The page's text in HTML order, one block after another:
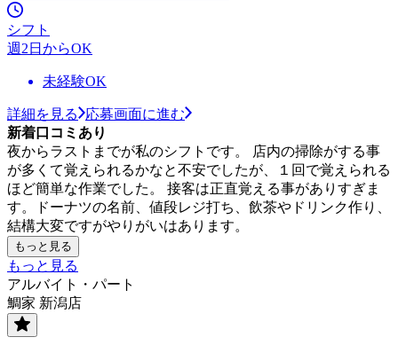
シフト
週2日からOK
未経験OK
詳細を見る
応募画面に進む
新着口コミあり
夜からラストまでが私のシフトです。 店内の掃除がする事
が多くて覚えられるかなと不安でしたが、１回で覚えられる
ほど簡単な作業でした。 接客は正直覚える事がありすぎま
す。ドーナツの名前、値段レジ打ち、飲茶やドリンク作り、
結構大変ですがやりがいはあります。
もっと見る
もっと見る
アルバイト・パート
鯛家 新潟店